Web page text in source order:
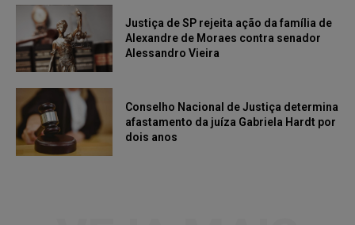
Justiça de SP rejeita ação da família de
Alexandre de Moraes contra senador
Alessandro Vieira
Conselho Nacional de Justiça determina
afastamento da juíza Gabriela Hardt por
dois anos